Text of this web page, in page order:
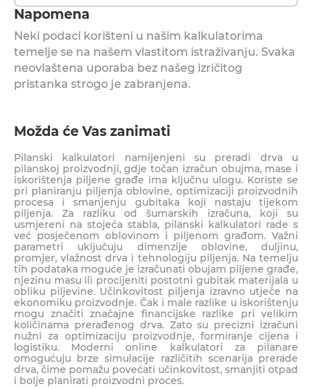
Pilanski kalkulatori namijenjeni su preradi drva u
pilanskoj proizvodnji, gdje točan izračun obujma, mase i
iskorištenja piljene građe ima ključnu ulogu. Koriste se
pri planiranju piljenja oblovine, optimizaciji proizvodnih
procesa i smanjenju gubitaka koji nastaju tijekom
piljenja. Za razliku od šumarskih izračuna, koji su
usmjereni na stojeća stabla, pilanski kalkulatori rade s
već posječenom oblovinom i piljenom građom. Važni
parametri uključuju dimenzije oblovine, duljinu,
promjer, vlažnost drva i tehnologiju piljenja. Na temelju
tih podataka moguće je izračunati obujam piljene građe,
njezinu masu ili procijeniti postotni gubitak materijala u
obliku piljevine. Učinkovitost piljenja izravno utječe na
ekonomiku proizvodnje. Čak i male razlike u iskorištenju
mogu značiti značajne financijske razlike pri velikim
količinama prerađenog drva. Zato su precizni izračuni
nužni za optimizaciju proizvodnje, formiranje cijena i
logistiku. Moderni online kalkulatori za pilanare
omogućuju brze simulacije različitih scenarija prerade
drva, čime pomažu povećati učinkovitost, smanjiti otpad
i bolje planirati proizvodni proces.
Napomena
Neki podaci korišteni u našim kalkulatorima
temelje se na našem vlastitom istraživanju. Svaka
neovlaštena uporaba bez našeg izričitog
pristanka strogo je zabranjena.
Možda će Vas zanimati